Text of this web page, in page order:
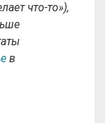
что-то»),
в